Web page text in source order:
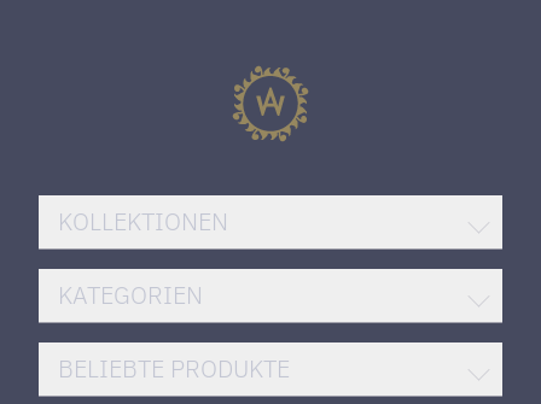
KOLLEKTIONEN
BREITLING SUPEROCEAN
ROLEX DATEJUST
HUBLOT BIG BANG
SANTOS DE CARTIER
KATEGORIEN
DAMENUHREN
HERRENUHREN
BELIEBTE PRODUKTE